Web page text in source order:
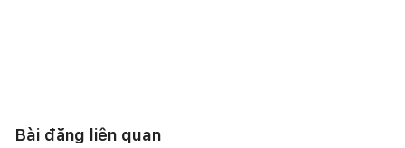
Bài đăng liên quan